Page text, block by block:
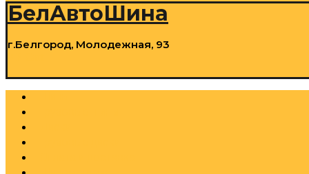
БелАвтоШина
г.Белгород, Молодежная, 93